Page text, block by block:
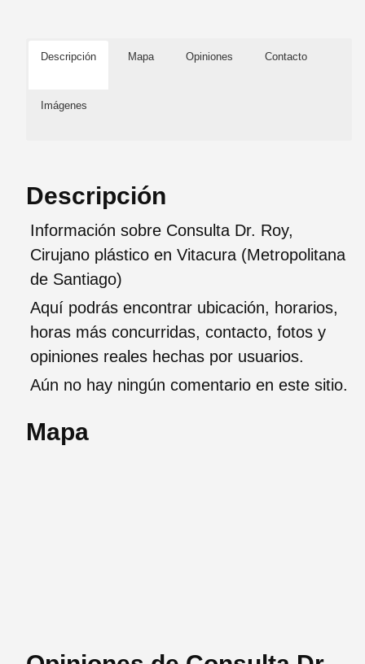
Descripción Mapa Opiniones Contacto
Imágenes
Descripción
Información sobre Consulta Dr. Roy,
Cirujano plástico en Vitacura (Metropolitana
de Santiago)
Aquí podrás encontrar ubicación, horarios,
horas más concurridas, contacto, fotos y
opiniones reales hechas por usuarios.
Aún no hay ningún comentario en este sitio.
Mapa